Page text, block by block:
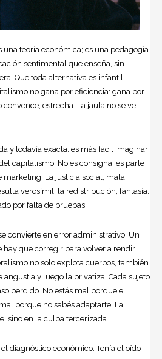
una teoría económica; es una pedagogía
sentimental que enseña, sin
Que toda alternativa es infantil,
no gana por eficiencia: gana por
estrecha. La jaula no se ve
y todavía exacta: es más fácil imaginar
capitalismo. No es consigna; es parte
marketing. La justicia social, mala
verosímil; la redistribución, fantasía.
por falta de pruebas.
convierte en error administrativo. Un
que corregir para volver a rendir.
no solo explota cuerpos, también
angustia y luego la privatiza. Cada sujeto
perdido. No estás mal porque el
porque no sabés adaptarte. La
sino en la culpa tercerizada.
diagnóstico económico. Tenía el oído